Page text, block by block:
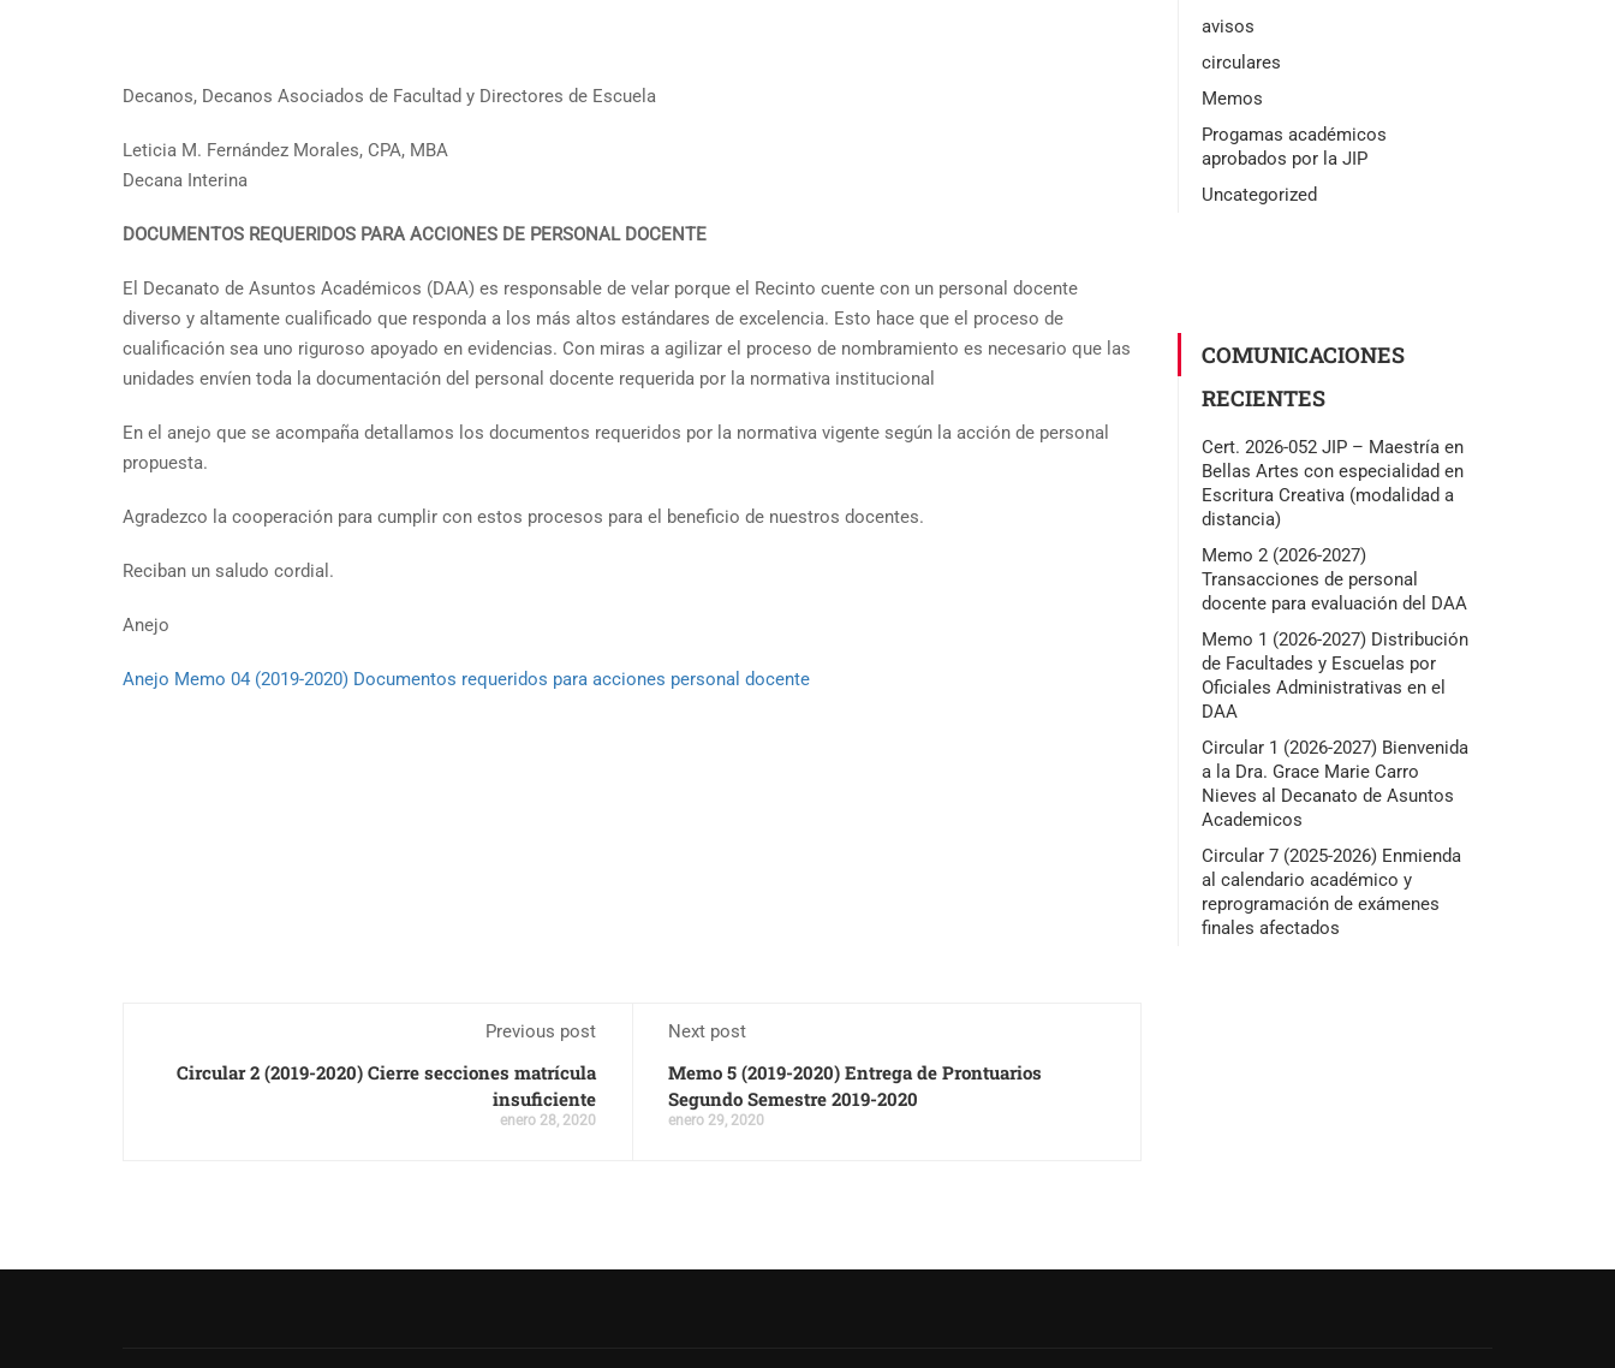
Decanos, Decanos Asociados de Facultad y Directores de Escuela
Leticia M. Fernández Morales, CPA, MBA
Decana Interina
DOCUMENTOS REQUERIDOS PARA ACCIONES DE PERSONAL DOCENTE
El Decanato de Asuntos Académicos (DAA) es responsable de velar porque el Recinto cuente con un personal docente
diverso y altamente cualificado que responda a los más altos estándares de excelencia. Esto hace que el proceso de
cualificación sea uno riguroso apoyado en evidencias. Con miras a agilizar el proceso de nombramiento es necesario que las
unidades envíen toda la documentación del personal docente requerida por la normativa institucional
En el anejo que se acompaña detallamos los documentos requeridos por la normativa vigente según la acción de personal
propuesta.
Agradezco la cooperación para cumplir con estos procesos para el beneficio de nuestros docentes.
Reciban un saludo cordial.
Anejo
Anejo Memo 04 (2019-2020) Documentos requeridos para acciones personal docente
Previous post
Circular 2 (2019-2020) Cierre secciones matrícula
insuficiente
enero 28, 2020
Next post
Memo 5 (2019-2020) Entrega de Prontuarios
Segundo Semestre 2019-2020
enero 29, 2020
avisos
circulares
Memos
Progamas académicos
aprobados por la JIP
Uncategorized
COMUNICACIONES
RECIENTES
Cert. 2026-052 JIP – Maestría en
Bellas Artes con especialidad en
Escritura Creativa (modalidad a
distancia)
Memo 2 (2026-2027)
Transacciones de personal
docente para evaluación del DAA
Memo 1 (2026-2027) Distribución
de Facultades y Escuelas por
Oficiales Administrativas en el
DAA
Circular 1 (2026-2027) Bienvenida
a la Dra. Grace Marie Carro
Nieves al Decanato de Asuntos
Academicos
Circular 7 (2025-2026) Enmienda
al calendario académico y
reprogramación de exámenes
finales afectados